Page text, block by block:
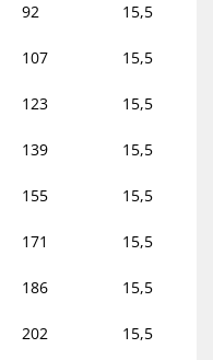
92 15,5
107 15,5
123 15,5
139 15,5
155 15,5
171 15,5
186 15,5
202 15,5